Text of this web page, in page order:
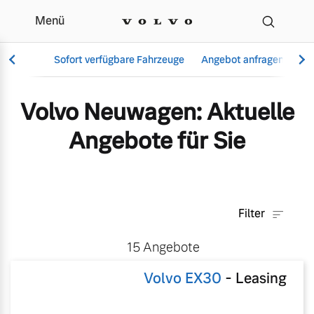
Aktuelle Angebote &
Menü
Sofort verfügbare Fahrzeuge Angebot anfragen
Vollelektrisch
Aktuelle Angebote
Volvo Neuwagen: Aktuelle
Angebote für Sie
Filter
15Angebote
Volvo EX30 - Leasing